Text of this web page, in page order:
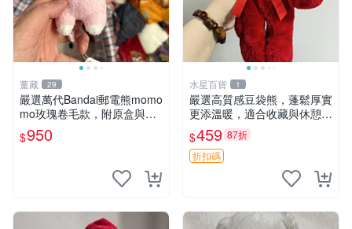
董藏 29
嚴選萬代Bandai郵電熊momo
mo玫瑰卷毛款，附原盒與吊
牌，粉嫩可愛入手即柔軟～
玫瑰卷毛 郵電熊 正品
$950
水星百貨 1
嚴選高質感豆袋熊，蓬鬆厚實
更添溫暖，適合收藏與休憩。
前胸填充飽滿，背部亦具優雅
設計。 豆袋熊 保暖 溫柔 蓬
松
$459 87折
折扣碼